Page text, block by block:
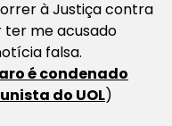
à Justiça contra
ter me acusado
falsa.
é condenado
do UOL)